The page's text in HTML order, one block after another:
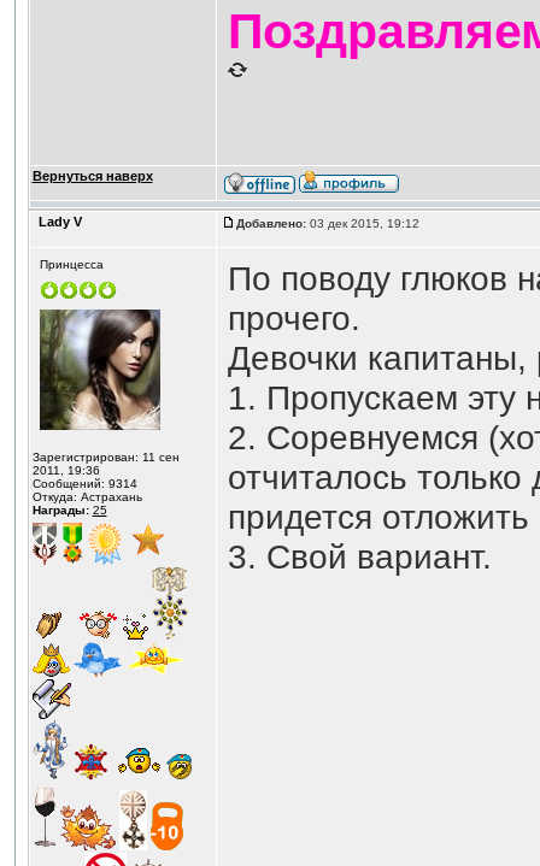
Вернуться наверх
Lady V Добавлено:03 дек 2015, 19:12
Принцесса
Зарегистрирован: 11 сен
2011, 19:36
Сообщений: 9314
Откуда: Астрахань
Награды: 25
По поводу глюков
прочего.
Девочки
1. Пропускаем эту
2. Соревнуемся
отчиталось
придется
3. Свой вариант.